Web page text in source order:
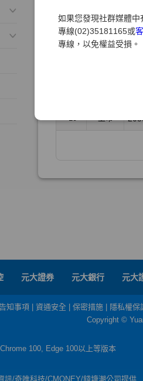
如果您發現社群媒體
專線(02)35181165或
專線，以免權益受損。
元大證券 元大銀行 元大
知事項 資通安全 保密措施 隱私權保
Copyright ©
100, Edge 100以上等版本
訊/奇唯科技/CMONEY/錢塘潮公司提供